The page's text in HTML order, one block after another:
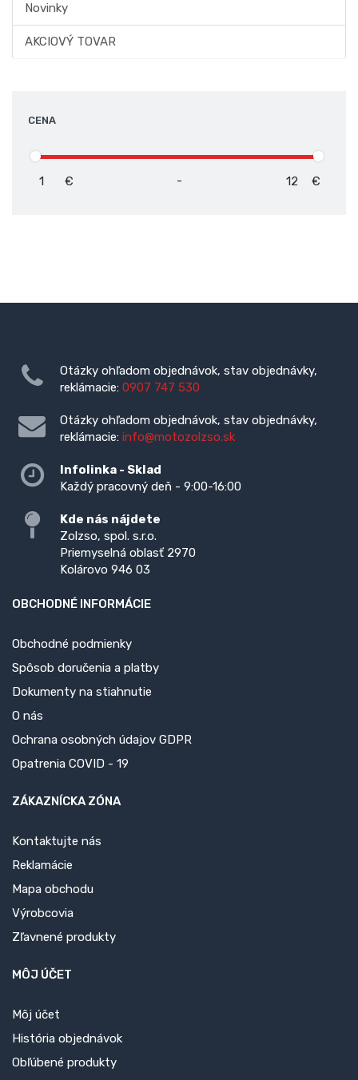
Novinky
AKCIOVÝ TOVAR
CENA
€ - €
Otázky ohľadom objednávok, stav objednávky,
reklámacie: 0907 747 530
Otázky ohľadom objednávok, stav objednávky,
reklámacie: info@motozolzso.sk
Infolinka - Sklad
Každý pracovný deň - 9:00-16:00
Kde nás nájdete
Zolzso, spol. s.r.o.
Priemyselná oblasť 2970
Kolárovo 946 03
OBCHODNÉ INFORMÁCIE
Obchodné podmienky
Spôsob doručenia a platby
Dokumenty na stiahnutie
O nás
Ochrana osobných údajov GDPR
Opatrenia COVID - 19
ZÁKAZNÍCKA ZÓNA
Kontaktujte nás
Reklamácie
Mapa obchodu
Výrobcovia
Zľavnené produkty
MÔJ ÚČET
Môj účet
História objednávok
Obľúbené produkty